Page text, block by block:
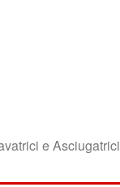
e Asciugatrici